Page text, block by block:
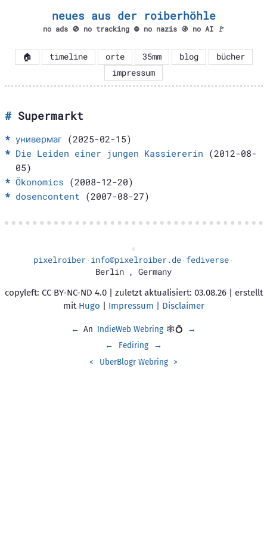
neues aus der roiberhöhle
no ads 🚫 no tracking ⛔ no nazis 🚯 no AI 🚩
🏠 timeline orte 35mm blog
bücher
impressum
Supermarkt
универмаг(2025-02-15)
Die Leiden einer jungen Kassiererin (2012-08-
05)
Ökonomics (2008-12-20)
dosencontent (2007-08-27)
pixelroiber· info@pixelroiber.de· fediverse·
Berlin , Germany
copyleft: CC BY-NC-ND 4.0 | zuletzt aktualisiert: 03.08.26 | erstellt
mit Hugo | Impressum | Disclaimer
← An IndieWeb Webring 🕸💍
→
←
Fediring
→
<
UberBlogr Webring >